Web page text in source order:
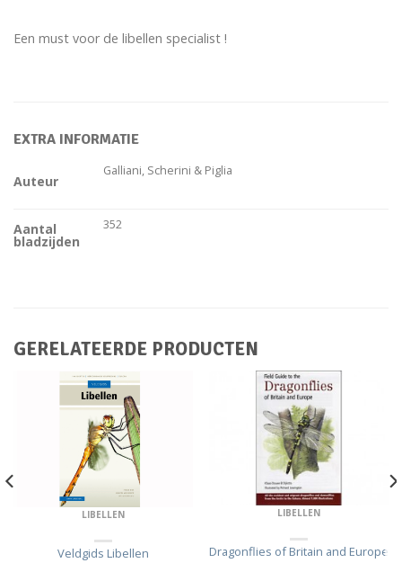
Een must voor de libellen specialist !
EXTRA INFORMATIE
Auteur
Galliani, Scherini & Piglia
Aantal
bladzijden
352
GERELATEERDE PRODUCTEN
LIBELLEN
Veldgids Libellen
LIBELLEN
Dragonflies of Britain and Europe